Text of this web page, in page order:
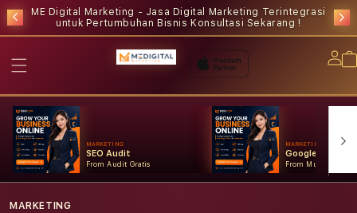
ME Digital Marketing - Jasa Digital Marketing Terintegrasi
untuk Pertumbuhan Bisnis Konsultasi Sekarang !
MARKETING
SEO Audit
From Audit Gratis
MARKETING
Google Ads
From Mulai
MARKETING